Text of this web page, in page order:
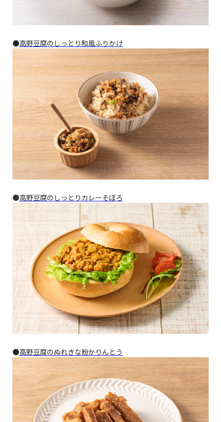
●高野豆腐のしっとり和風ふりかけ
●高野豆腐のしっとりカレーそぼろ
●高野豆腐のぬれきな粉かりんとう